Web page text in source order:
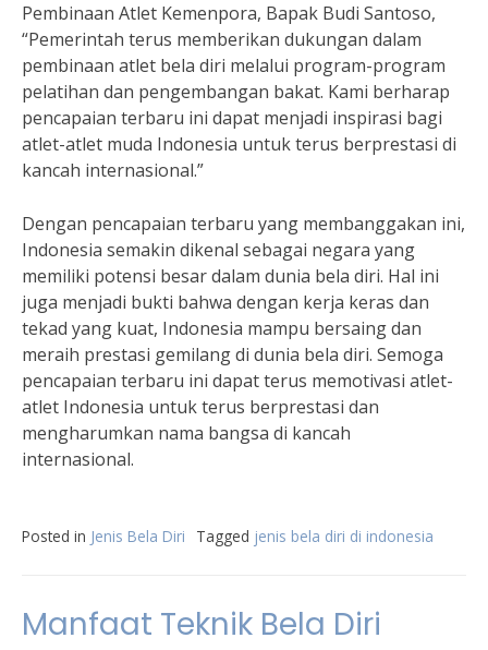
Pembinaan Atlet Kemenpora, Bapak Budi Santoso,
“Pemerintah terus memberikan dukungan dalam
pembinaan atlet bela diri melalui program-program
pelatihan dan pengembangan bakat. Kami berharap
pencapaian terbaru ini dapat menjadi inspirasi bagi
atlet-atlet muda Indonesia untuk terus berprestasi di
kancah internasional.”
Dengan pencapaian terbaru yang membanggakan ini,
Indonesia semakin dikenal sebagai negara yang
memiliki potensi besar dalam dunia bela diri. Hal ini
juga menjadi bukti bahwa dengan kerja keras dan
tekad yang kuat, Indonesia mampu bersaing dan
meraih prestasi gemilang di dunia bela diri. Semoga
pencapaian terbaru ini dapat terus memotivasi atlet-
atlet Indonesia untuk terus berprestasi dan
mengharumkan nama bangsa di kancah
internasional.
Posted in Jenis Bela Diri Tagged jenis bela diri di indonesia
Manfaat Teknik Bela Diri